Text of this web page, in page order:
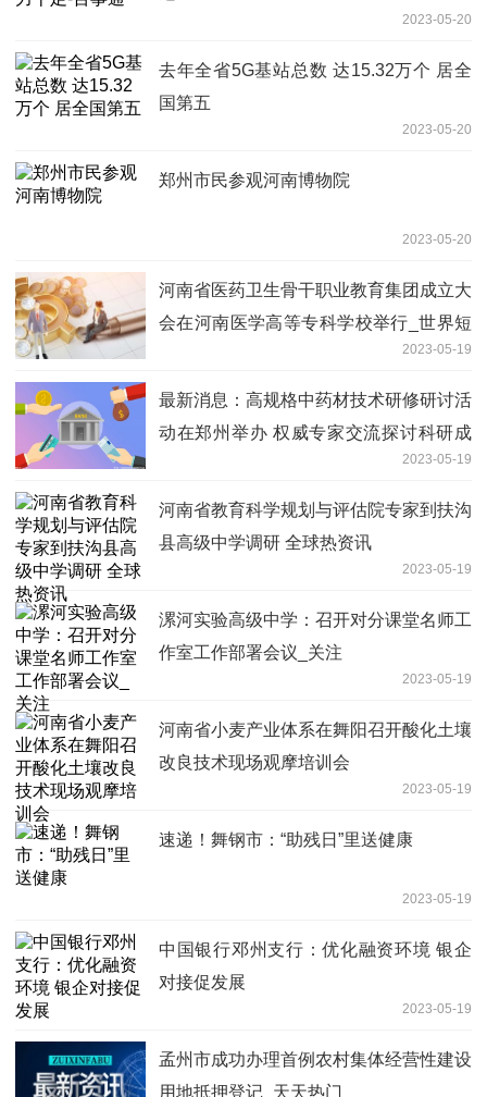
2023-05-20
去年全省5G基站总数 达15.32万个 居全
国第五
2023-05-20
郑州市民参观河南博物院
2023-05-20
河南省医药卫生骨干职业教育集团成立大
会在河南医学高等专科学校举行_世界短
2023-05-19
最新消息：高规格中药材技术研修研讨活
动在郑州举办 权威专家交流探讨科研成
2023-05-19
河南省教育科学规划与评估院专家到扶沟
县高级中学调研 全球热资讯
2023-05-19
漯河实验高级中学：召开对分课堂名师工
作室工作部署会议_关注
2023-05-19
河南省小麦产业体系在舞阳召开酸化土壤
改良技术现场观摩培训会
2023-05-19
速递！舞钢市：“助残日”里送健康
2023-05-19
中国银行邓州支行：优化融资环境 银企
对接促发展
2023-05-19
孟州市成功办理首例农村集体经营性建设
用地抵押登记_天天热门